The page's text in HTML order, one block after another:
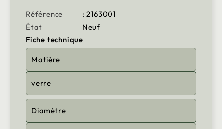
Référence
: 2163001
État
Neuf
Fiche technique
Matière
verre
Diamètre